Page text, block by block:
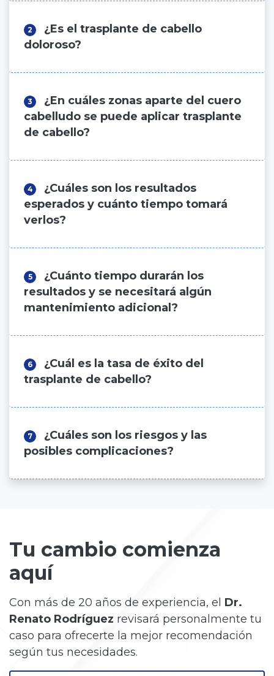
2
¿Es el trasplante de cabello
doloroso?
3
¿En cuáles zonas aparte del cuero
cabelludo se puede aplicar trasplante
de cabello?
4
¿Cuáles son los resultados
esperados y cuánto tiempo tomará
verlos?
5
¿Cuánto tiempo durarán los
resultados y se necesitará algún
mantenimiento adicional?
6
¿Cuál es la tasa de éxito del
trasplante de cabello?
7
¿Cuáles son los riesgos y las
posibles complicaciones?
Tu cambio comienza
aquí
Con más de 20 años de experiencia, el Dr.
Renato Rodríguez revisará personalmente tu
caso para ofrecerte la mejor recomendación
según tus necesidades.